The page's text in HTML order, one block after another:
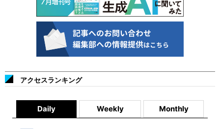
アクセスランキング
Daily Weekly Monthly